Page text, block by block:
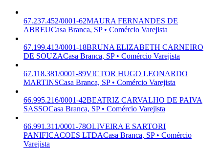
67.237.452/0001-62MAURA FERNANDES DE
ABREUCasa Branca, SP • Comércio Varejista
67.199.413/0001-18BRUNA ELIZABETH CARNEIRO
DE SOUZACasa Branca, SP • Comércio Varejista
67.118.381/0001-89VICTOR HUGO LEONARDO
MARTINSCasa Branca, SP • Comércio Varejista
66.995.216/0001-42BEATRIZ CARVALHO DE PAIVA
SASSOCasa Branca, SP • Comércio Varejista
66.991.311/0001-78OLIVEIRA E SARTORI
PANIFICACOES LTDACasa Branca, SP • Comércio
Varejista